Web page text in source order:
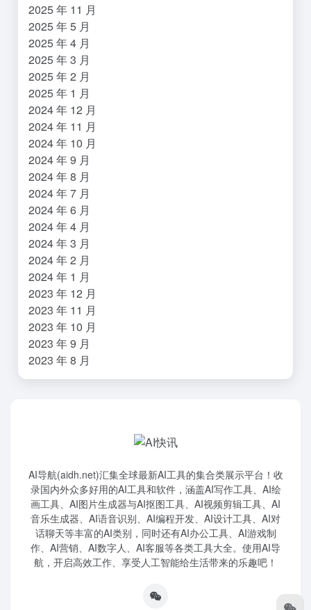
2025 年 11 月
2025 年 5 月
2025 年 4 月
2025 年 3 月
2025 年 2 月
2025 年 1 月
2024 年 12 月
2024 年 11 月
2024 年 10 月
2024 年 9 月
2024 年 8 月
2024 年 7 月
2024 年 6 月
2024 年 4 月
2024 年 3 月
2024 年 2 月
2024 年 1 月
2023 年 12 月
2023 年 11 月
2023 年 10 月
2023 年 9 月
2023 年 8 月
AI导航(aidh.net)汇集全球最新AI工具的集合类展示平台！收
录国内外众多好用的AI工具和软件，涵盖AI写作工具、AI绘
画工具、AI图片生成器与AI抠图工具、AI视频剪辑工具、AI
音乐生成器、AI语音识别、AI编程开发、AI设计工具、AI对
话聊天等丰富的AI类别，同时还有AI办公工具、AI游戏制
作、AI营销、AI数字人、AI客服等各类工具大全。使用AI导
航，开启高效工作、享受人工智能给生活带来的乐趣吧！